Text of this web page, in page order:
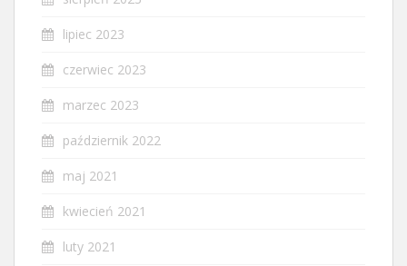
lipiec 2023
czerwiec 2023
marzec 2023
październik 2022
maj 2021
kwiecień 2021
luty 2021